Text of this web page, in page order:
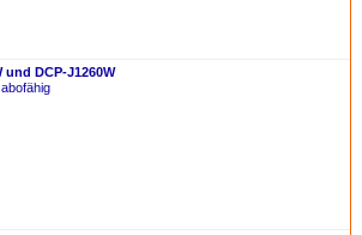
und DCP-J1260W